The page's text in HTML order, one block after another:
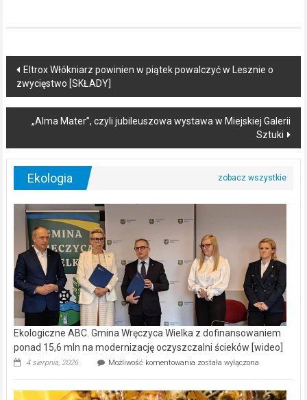
Post
navigation
Eltrox Włókniarz powinien w piątek powalczyć w Lesznie o
zwycięstwo [SKŁADY]
„Alma Mater”, czyli jubileuszowa wystawa w Miejskiej Galerii
Sztuki
Ekologia
Ekologiczne ABC. Gmina Wręczyca Wielka z dofinansowaniem
ponad 15,6 mln na modernizację oczyszczalni ścieków [wideo]
4 sierpnia, 2026 Możliwość komentowania Ekologiczne
Wręczyca
została wyłączona